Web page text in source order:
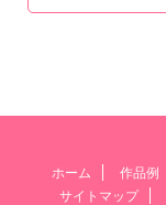
ホーム 作品例
サイトマップ